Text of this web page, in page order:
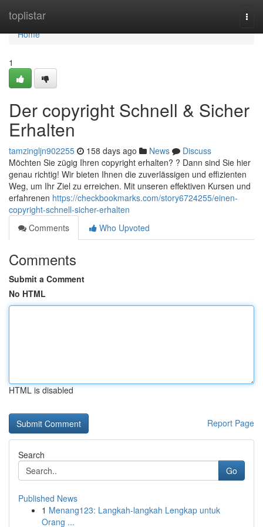
toplistar
Home
Home
1
Der copyright Schnell & Sicher
Erhalten
tamzingljn902255 158 days ago News
Discuss
Möchten Sie zügig Ihren copyright erhalten? ? Dann sind Sie hier
genau richtig! Wir bieten Ihnen die zuverlässigen und effizienten
Weg, um Ihr Ziel zu erreichen. Mit unseren effektiven Kursen und
erfahrenen https://checkbookmarks.com/story6724255/einen-
copyright-schnell-sicher-erhalten
Comments
Who Upvoted
Comments
Submit a Comment
No HTML
HTML is disabled
Report Page
Search
Go
Published News
1 Menang123: Langkah-langkah Lengkap untuk
Orang ...